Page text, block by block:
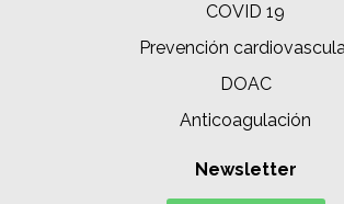
COVID 19
Prevención
DOAC
Anticoagulación
Newsletter